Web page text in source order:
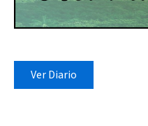
Ver Diario